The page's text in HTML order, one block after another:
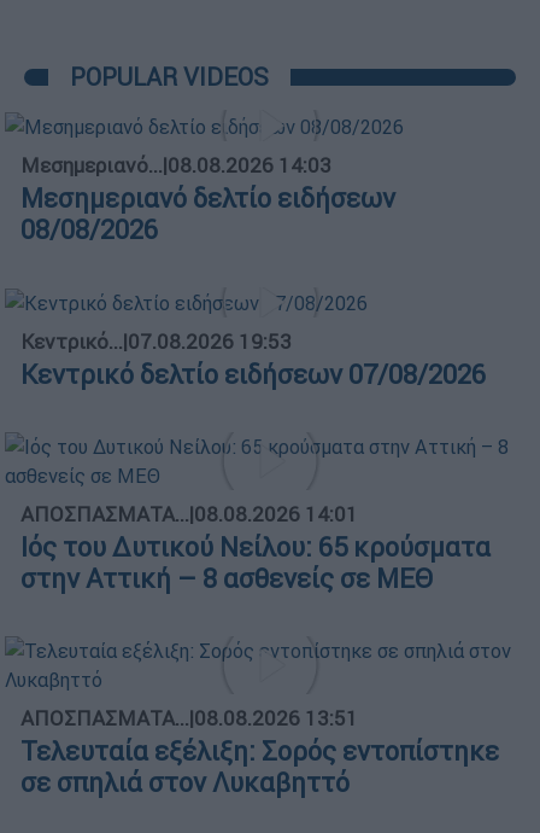
POPULAR VIDEOS
Μεσημεριανό...|08.08.2026 14:03
Μεσημεριανό δελτίο ειδήσεων
08/08/2026
Κεντρικό...|07.08.2026 19:53
Κεντρικό δελτίο ειδήσεων 07/08/2026
ΑΠΟΣΠΑΣΜΑΤΑ...|08.08.2026 14:01
Ιός του Δυτικού Νείλου: 65 κρούσματα
στην Αττική – 8 ασθενείς σε ΜΕΘ
ΑΠΟΣΠΑΣΜΑΤΑ...|08.08.2026 13:51
Τελευταία εξέλιξη: Σορός εντοπίστηκε
σε σπηλιά στον Λυκαβηττό